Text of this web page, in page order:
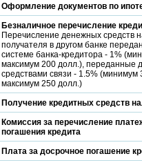
Оформление документов по
Безналичное перечисление
Перечисление денежных средств
получателя в другом банке
системе банка-кредитора - 1%
максимум 200 долл.), переданные
средствами связи - 1.5% (минимум
максимум 250 долл.)
Получение кредитных средств
Комиссия за перечисление
погашения кредита
Плата за досрочное погашение